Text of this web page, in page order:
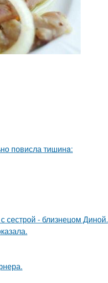
повисла тишинa:
сестрой - близнецом Диной.